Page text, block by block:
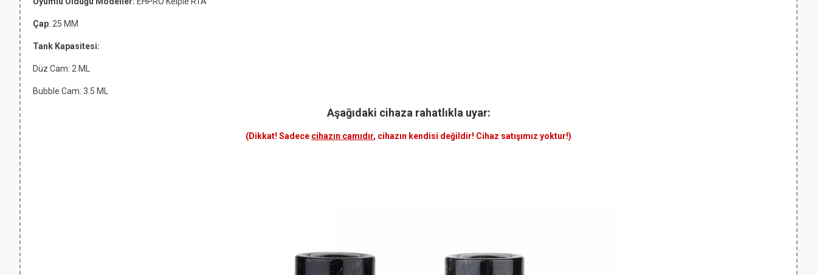
Çap: 25 MM
Tank Kapasitesi:
Düz Cam: 2 ML
Bubble Cam: 3.5 ML
Aşağıdaki cihaza rahatlıkla uyar:
(Dikkat! Sadece cihazın camıdır, cihazın kendisi değildir! Cihaz satışımız yoktur!)